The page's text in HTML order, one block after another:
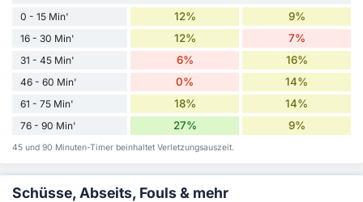
0 - 15 Min'
12% 9%
16 - 30 Min' 12% 7%
31 - 45 Min' 6% 16%
46 - 60 Min' 0% 14%
61 - 75 Min' 18% 14%
76 - 90 Min' 27% 9%
45 und 90 Minuten-Timer beinhaltet Verletzungsauszeit.
Schüsse, Abseits, Fouls & mehr